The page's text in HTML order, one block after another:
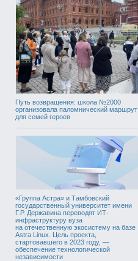
Путь возвращения: школа №2000
организовала паломнический маршрут
для семей героев
«Группа Астра» и Тамбовский
государственный университет имени
Г.Р. Державина переводят ИТ-
инфраструктуру вуза
на отечественную экосистему на базе
Astra Linux. Цель проекта,
стартовавшего в 2023 году, —
обеспечение технологической
независимости